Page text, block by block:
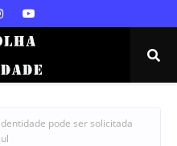
pode ser solicitada